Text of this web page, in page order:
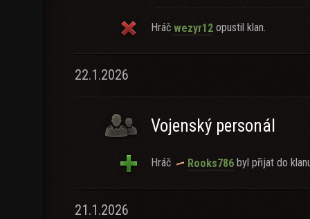
Hráč wezyr12 opustil klan.
22.1.2026
Vojenský personál
Hráč Rooks786 byl přijat do
21.1.2026